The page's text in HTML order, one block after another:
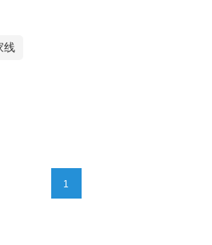
线
1